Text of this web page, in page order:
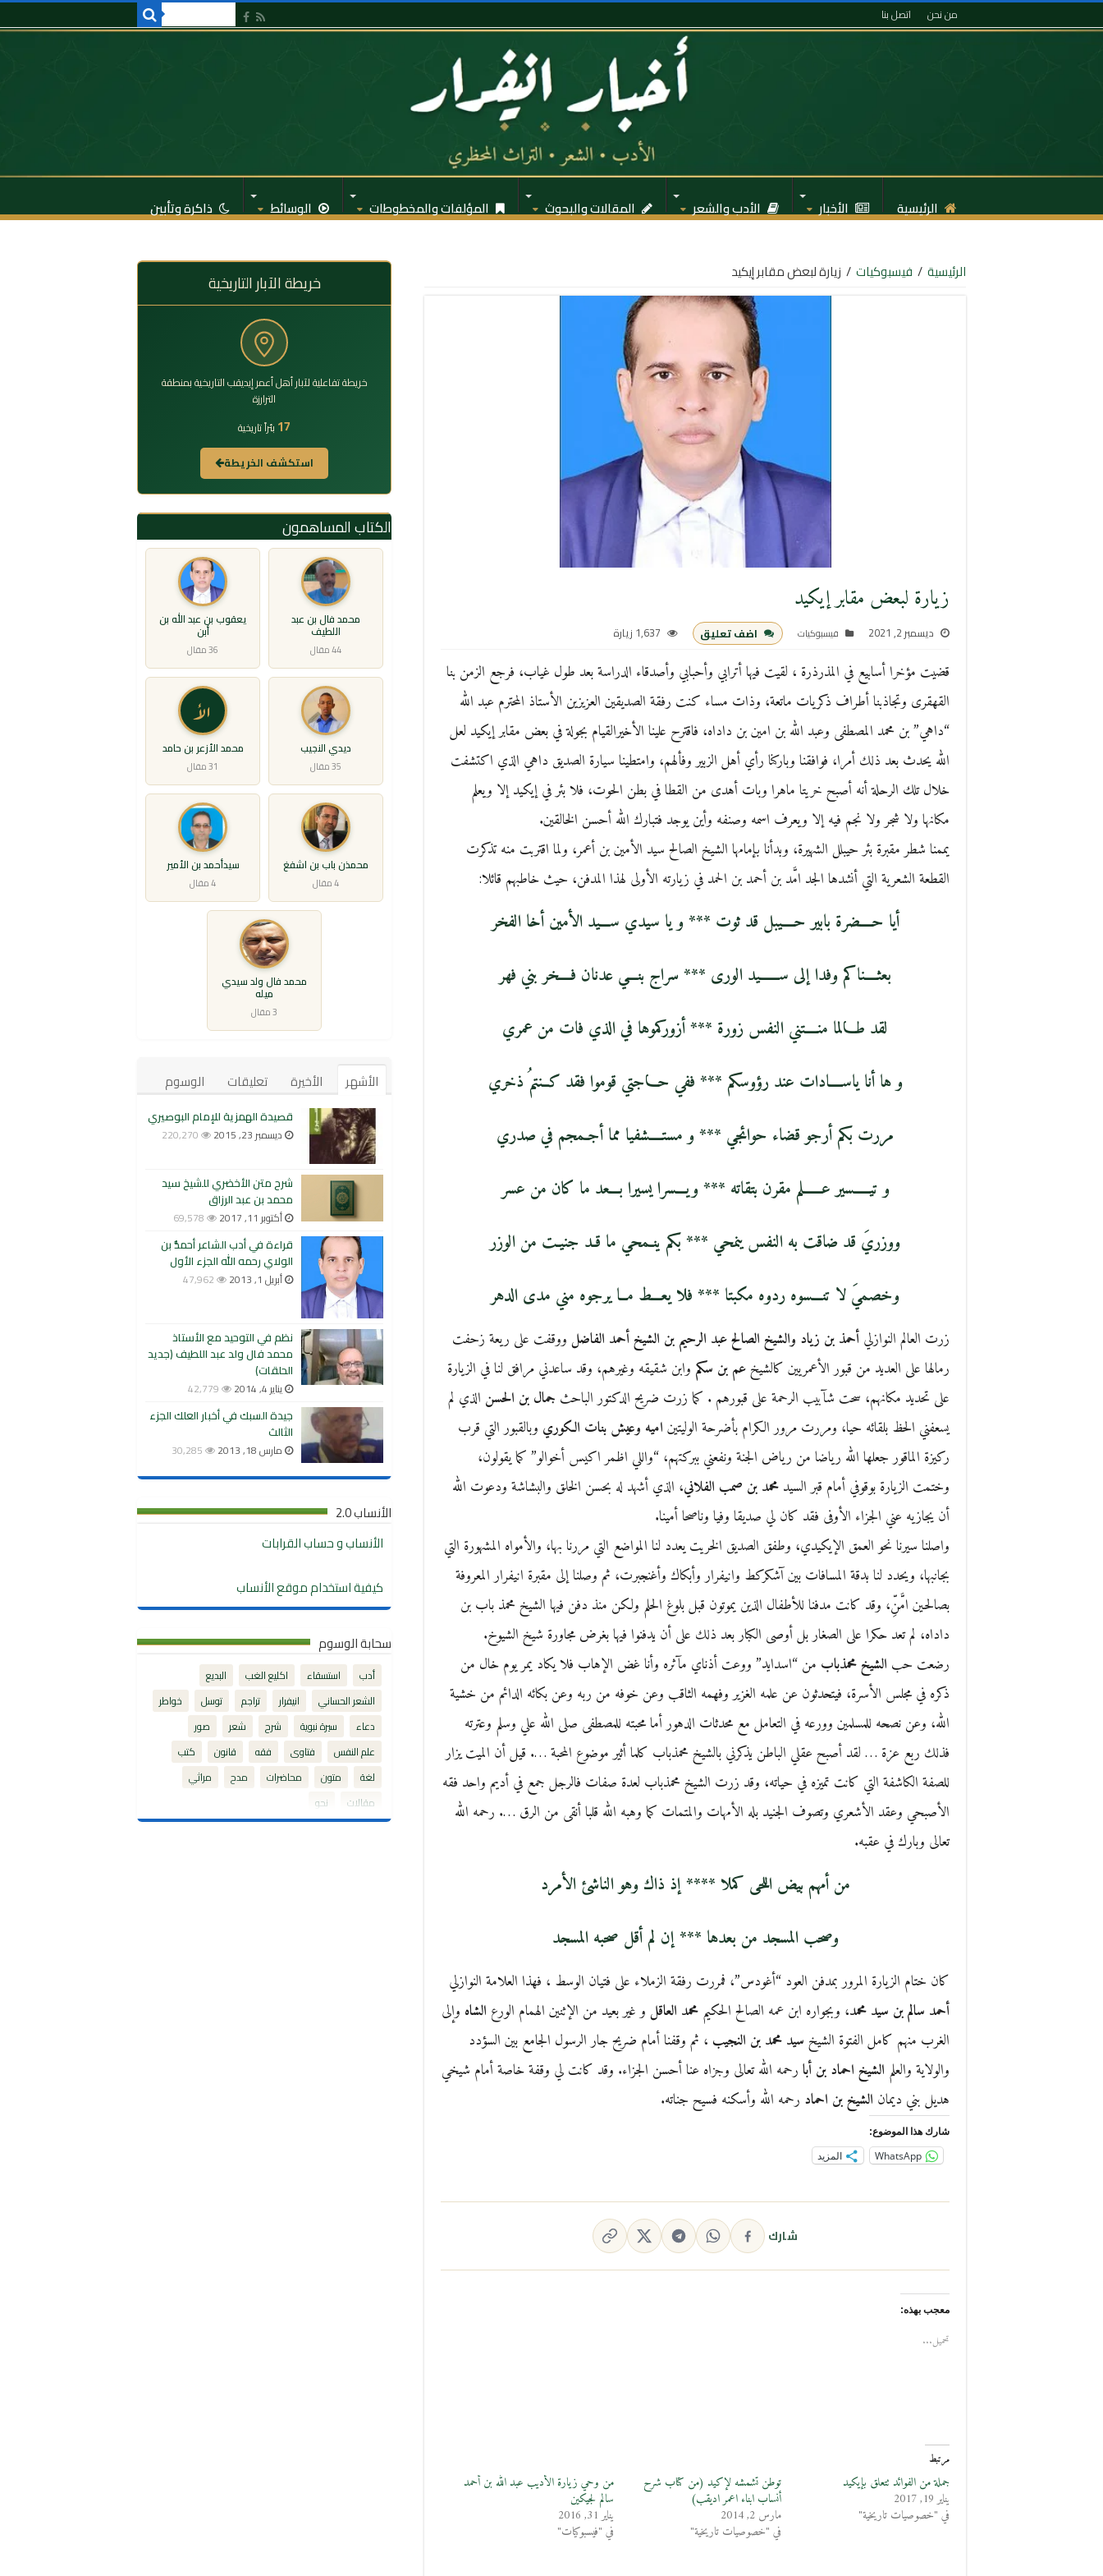
من نحن اتصل بنا
الرئيسية الأخبار الأدب والشعر المقالات والبحوث المؤلفات والمخطوطات الوسائط ذاكرة وتأبين
الرئيسية / فيسبوكيات / زيارة لبعض مقابر إيكيد
زيارة لبعض مقابر إيكيد
ديسمبر 2, 2021 فيسبوكيات اضف تعليق 1,637 زيارة
قضيت مؤخرا أسابيع في المذرذرة ، لقيت فيها أترابي وأحبابي وأصدقاء الدراسة بعد طول غياب، فرجع الزمن بنا
القهقرى وتجاذبنا أطراف ذكريات ماتعة، وذات مساء كنت رفقة الصديقين العزيزين الأستاذ المحترم عبد الله
“داهي” بن محمد المصطفى وعبد الله بن امين بن داداه، فاقترح علينا الأخيرالقيام بجولة في بعض مقابر إيكيد لعل
الله يحدث بعد ذلك أمرا، فوافقنا وباركنا رأي أهل الزبير وفألهم، وامتطينا سيارة الصديق داهي الذي اكتشفت
خلال تلك الرحلة أنه أصبح خريتا ماهرا وبات أهدى من القطا في بطن الحوت، فلا بئر في إيكيد إلا ويعلم
مكانها ولا شجر ولا نجم فيه إلا ويعرف اسمه وصنفه وأين يوجد فتبارك الله أحسن الخالقين.
يممنا شطر مقبرة بئر حيبلل الشهيرة، وبدأنا بإمامها الشيخ الصالح سيد الأمين بن أعمر، ولما اقتربت منه تذكرت
القطعة الشعرية التي أنشدها الجد امَّد بن أحمد بن الحمد في زيارته الأولى لهذا المدفن، حيث خاطبهم قائلا:
أيا حــــضرة بابير حــــيبل قد ثوت *** و يا سيدي ســـيد الأمين أخا الفخر
بعثــــناكم وفدا إلى ســــــيد الورى *** سراج بنـــي عدنان فــــخر بني فهر
لقد طـــالما منــــتني النفس زورة *** أزوركموها في الذي فات من عمري
و ها أنا ياســــادات عند رؤوسكم *** ففي حـــاجتي قوموا فقد كــنتمُ ذخري
مررت بكم أرجو قضاء حوائجي *** و مستــــشفيا مما أجـمجم في صدري
و تيـــــسير عــــــلم مقرن بتقاته *** ويـــسرا يسيرا بـــعد ما كان من عسر
ووزريَ قد ضاقت به النفس ينمحي *** بكم ينـمحي ما قـد جنيـت من الوزر
وخصميَ لا تنـــسوه ردوه مكبتا *** فلا يعـــط مــا يرجوه مني مدى الدهر
زرت العالم النوازلي أحمذ بن زياد والشيخ الصالح عبد الرحيم بن الشيخ أحمد الفاضل ووقفت على ريعة زحفت
رمالها على العديد من قبور الأعمريين كالشيخعم بن سكم وابن شقيقه وغيرهم، وقد ساعدني مرافق لنا في الزيارة
على تحديد مكانهم، سحت شآبيب الرحمة على قبورهم . كما زرت ضريح الدكتور الباحث جمال بن الحسن الذي لم
يسعفني الحظ بلقائه حيا، ومررت مرور الكرام بأضرحة الوليتين اميه وعيش بنات الكوري وبالقبور التي قرب
ركيزة الماقور جعلها الله رياضا من رياض الجنة ونفعني ببركتهم، “واللي اظمر اكيس أخوالو” كما يقولون،
وختمت الزيارة بوقوفي أمام قبر السيد محمد بن صمب الفلاني، الذي أشهد له بحسن الخلق والبشاشة ودعوت الله
أن يجازيه عني الجزاء الأوفى فقد كان لي صديقا وفيا وناصحا أمينا.
واصلنا سيرنا نحو العمق الإيكيدي، وطفق الصديق الخريت يعدد لنا المواضع التي مررنا بها، والأمواه المشهورة التي
بجانبها، ويحدد لنا بدقة المسافات بين آشكركط وانيفرار وأبكاك وأغنجبرت، ثم وصلنا إلى مقبرة انيفرار المعروفة
بصالحين امَّنِّ، وقد كانت مدفنا للأطفال الذين يموتون قبل بلوغ الحلم ولكن منذ دفن فيها الشيخ محمذ باب بن
داداه، لم تعد حكرا على الصغار بل أوصى الكبار بعد ذلك على أن يدفنوا فيها بغرض مجاورة شيخ الشيوخ.
رضعت حب الشيخ محمذباب من “اسدايد” ووعت أذناي مآثره وأنا غض الإهاب فلا يكاد يمر يوم خال من
ذكره في مجلس الأسرة، فيتحدثون عن علمه الغزير وفهمه الثاقب وعن خوفه من ربه وعن بكائه الدائم من خشية
الله، وعن نصحه للمسلمين وورعه في التعامل مع محدثات الدهور أما محبته للمصطفى صلى الله علي وسلم وعترته
فذلك ربع عزة … لقد أصبح عقلي الباطن يذكرني بالشيخ محمذباب كلما أثير موضوع المحبة …. قيل أن الميت يزار
للصفة الكاشفة التي كانت تميزه في حياته، وقد زرت الشيخ محمذباب لعدة صفات فالرجل جمع في أديم واحد فقه
الأصبحي وعقد الأشعري وتصوف الجنيد بله الأمهات والمتمات كما وهبه الله قلبا أنقى من الرق …. رحمه الله
تعالى وبارك في عقبه.
من أمهم بيض اللحى كملا **** إذ ذاك وهو الناشئ الأمرد
وصحب المسجد من بعدها *** إن لم أقل صحبه المسجد
كان ختام الزيارة المرور بمدفن العود “أغودس”، فمررت رفقة الزملاء على فتيان الوسط ، فهذا العلامة النوازلي
أحمد سالم بن سيد محمد، وبجواره ابن عمه الصالح الحكيم محمد العاقل و غير بعيد من الإثنين الهمام الورع الشاه وإلى
الغرب منهم كامل الفتوة الشيخ سيد محمد بن النجيب ، ثم وقفنا أمام ضريح جار الرسول الجامع بين السؤدد
والولاية والعلم الشيخ احماد بن أبا رحمه الله تعالى وجزاه عنا أحسن الجزاء. وقد كانت لي وقفة خاصة أمام شيخي
هديل بني ديمان الشيخ بن احماد رحمه الله وأسكنه فسيح جناته.
شارك هذا الموضوع:
WhatsApp المزيد
شارك
معجب بهذه:
تحميل...
مرتبط
جملة من الفوائد تتعلق بإيكيد
يناير 19, 2017
في "خصوصيات تاريخية"
توطن تشمشه لإكيد (من كتاب شرح
أنساب ابناء اعمر اديقب)
مارس 2, 2014
في "خصوصيات تاريخية"
من وحي زيارة الأديب عبد الله بن أحمد
سالم لجيكين
يناير 31, 2016
في "فيسبوكيات"
خريطة الآبار التاريخية
خريطة تفاعلية لآبار أهل أعمر إيديقب التاريخية بمنطقة
الترارزة
17 بئراً تاريخية
استكشف الخريطة
الكتاب المساهمون
محمد فال بن عبد
اللطيف
44 مقال
يعقوب بن عبد الله بن
أبن
36 مقال
ديدي النجيب
35 مقال
الأ
محمد الأزعر بن حامد
31 مقال
محمذن باب بن اشفغ
4 مقال
سيدأحمد بن الأمير
4 مقال
محمد فال ولد سيدي
ميله
3 مقال
الأشهر الأخيرة تعليقات الوسوم
قصيدة الهمزية للإمام البوصيري
ديسمبر 23, 2015 220,270
شرح متن الأخضري للشيخ سيد
محمد بن عبد الرزاق
أكتوبر 11, 2017 69,578
قراءة في أدب الشاعر أحمدُّ بن
الولاي رحمه الله الجزء الأول
أبريل 1, 2013 47,962
نظم في التوحيد مع الأستاذ
محمد فال ولد عبد اللطيف (جديد
الحلقات)
يناير 4, 2014 42,779
جيدة السبك في أخبار العلك الجزء
الثالث
مارس 18, 2013 30,285
الأنساب 2.0
الأنساب و حساب القرابات
كيفية استخدام موقع الأنساب
سحابة الوسوم
أدب استسقاء اكليع الغب
البديع
الشعر الحساني
انيفرار تراجم توسل
خواطر
دعاء
سيرة نبوية شرح شعر
صور
علم النفس
فتاوى فقه قانون
كتب
لغة
متون محاضرات مدح
مراثي
مقالات
نحو